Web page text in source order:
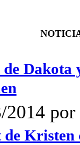
2014
Kristen